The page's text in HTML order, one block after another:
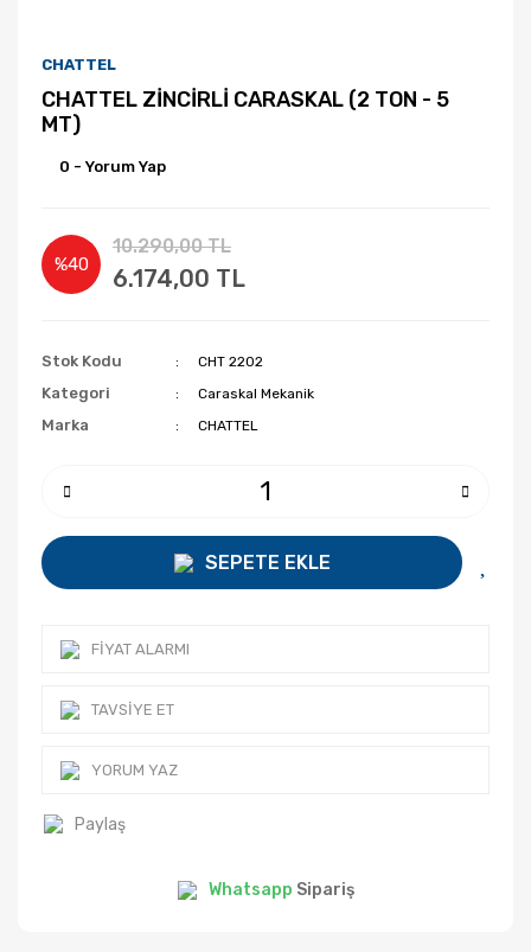
CHATTEL
CHATTEL ZİNCİRLİ CARASKAL (2 TON - 5
MT)
0 - Yorum Yap
%40
10.290,00 TL
6.174,00 TL
Stok Kodu CHT 2202
Kategori Caraskal Mekanik
Marka CHATTEL
SEPETE EKLE
FIYAT ALARMI
TAVSIYE ET
YORUM YAZ
Paylaş
Whatsapp Sipariş